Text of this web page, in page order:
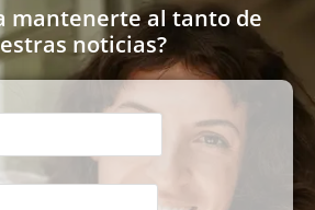
mantenerte al tanto de
noticias?